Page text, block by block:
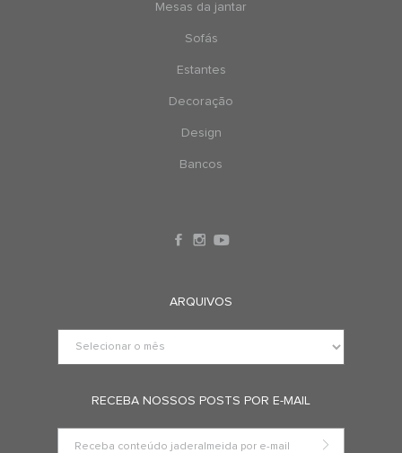
Mesas da jantar
Sofás
Estantes
Decoração
Design
Bancos
ARQUIVOS
RECEBA NOSSOS POSTS POR E-MAIL